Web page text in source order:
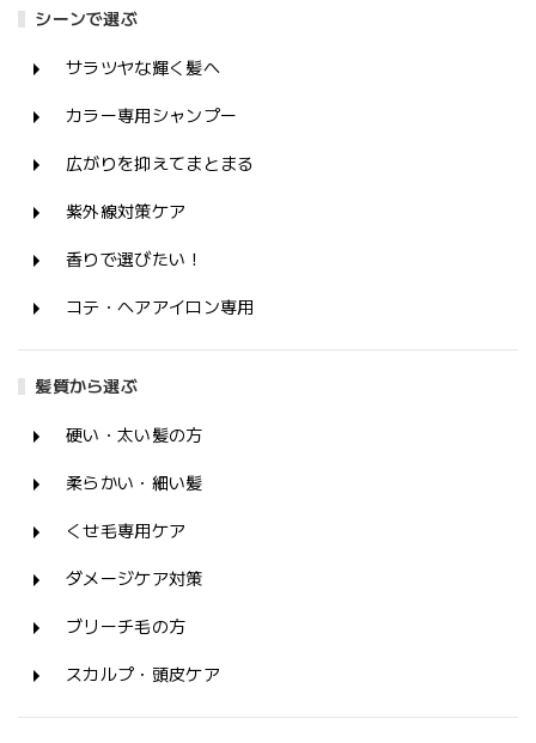
シーンで選ぶ
サラツヤな輝く髪へ
カラー専用シャンプー
広がりを抑えてまとまる
紫外線対策ケア
香りで選びたい！
コテ・ヘアアイロン専用
髪質から選ぶ
硬い・太い髪の方
柔らかい・細い髪
くせ毛専用ケア
ダメージケア対策
ブリーチ毛の方
スカルプ・頭皮ケア